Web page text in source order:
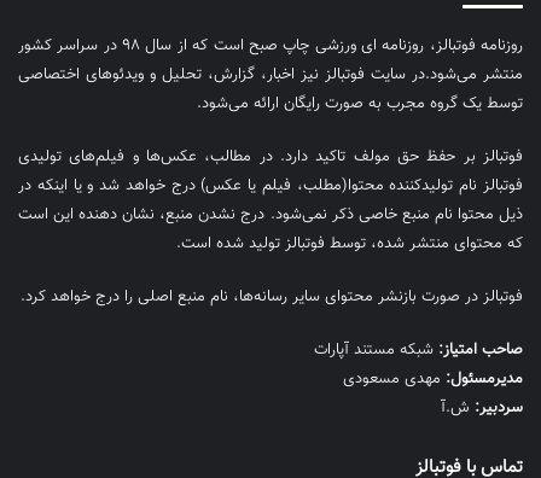
روزنامه فوتبالز، روزنامه ای ورزشی چاپ صبح است که از سال ۹۸ در سراسر کشور
منتشر می‌شود.در سایت فوتبالز نیز اخبار، گزارش، تحلیل و ویدئوهای اختصاصی
توسط یک گروه مجرب به صورت رایگان ارائه می‌شود.
فوتبالز بر حفظ حق مولف تاکید دارد. در مطالب، عکس‌ها و فیلم‌های تولیدی
فوتبالز نام تولیدکننده محتوا(مطلب، فیلم یا عکس) درج خواهد شد و یا اینکه در
ذیل محتوا نام منبع خاصی ذکر نمی‌‎شود. درج نشدن منبع، نشان دهنده این است
که محتوای منتشر شده، توسط فوتبالز تولید شده است.
فوتبالز در صورت بازنشر محتوای سایر رسانه‌ها، نام منبع اصلی را درج خواهد کرد.
صاحب امتیاز: شبکه مستند آپارات
مديرمسئول: مهدی مسعودی
سردبیر: ش.آ
تماس با فوتبالز